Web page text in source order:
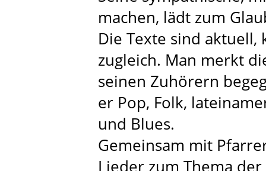
machen, lädt zum
Die Texte sind
zugleich. Man merkt
seinen Zuhörern
er Pop, Folk,
und Blues.
Gemeinsam mit
Lieder zum Thema